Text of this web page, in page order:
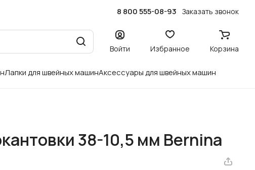
8 800 555-08-93 Заказать звонок
Войти Избранное Корзина
Лапки для швейных машинАксессуары для швейных машин
38-10,5 мм Bernina